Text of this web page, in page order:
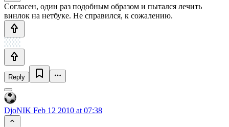
Согласен, один раз подобным образом и пытался лечить
винлок на нетбуке. Не справился, к сожалению.
Reply
DjoNIK Feb 12 2010 at 07:38